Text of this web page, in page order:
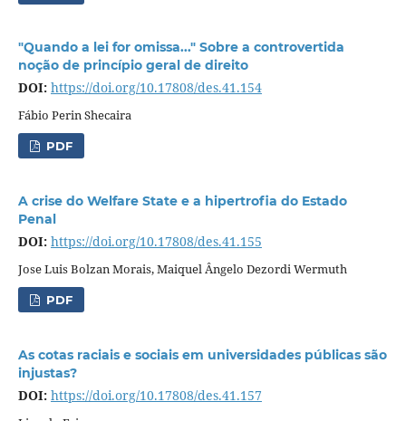
"Quando a lei for omissa..." Sobre a controvertida
noção de princípio geral de direito
DOI: https://doi.org/10.17808/des.41.154
Fábio Perin Shecaira
PDF
A crise do Welfare State e a hipertrofia do Estado
Penal
DOI: https://doi.org/10.17808/des.41.155
Jose Luis Bolzan Morais, Maiquel Ângelo Dezordi Wermuth
PDF
As cotas raciais e sociais em universidades públicas são
injustas?
DOI: https://doi.org/10.17808/des.41.157